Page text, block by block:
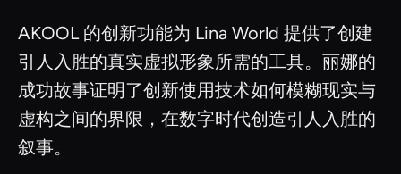
AKOOL 的创新功能为 Lina World 提供了创建
引人入胜的真实虚拟形象所需的工具。丽娜的
成功故事证明了创新使用技术如何模糊现实与
虚构之间的界限，在数字时代创造引人入胜的
叙事。